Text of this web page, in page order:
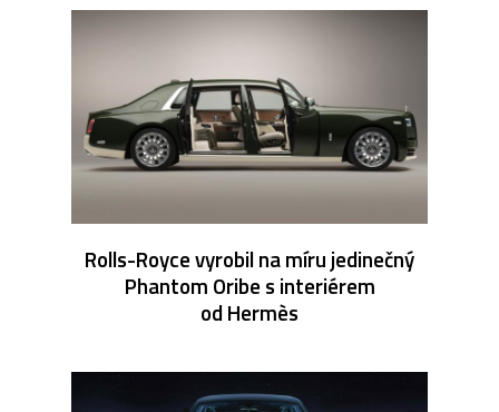
Rolls-Royce vyrobil na míru jedinečný
Phantom Oribe s interiérem
od Hermès